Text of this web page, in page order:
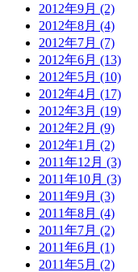
2012年9月 (2)
2012年8月 (4)
2012年7月 (7)
2012年6月 (13)
2012年5月 (10)
2012年4月 (17)
2012年3月 (19)
2012年2月 (9)
2012年1月 (2)
2011年12月 (3)
2011年10月 (3)
2011年9月 (3)
2011年8月 (4)
2011年7月 (2)
2011年6月 (1)
2011年5月 (2)